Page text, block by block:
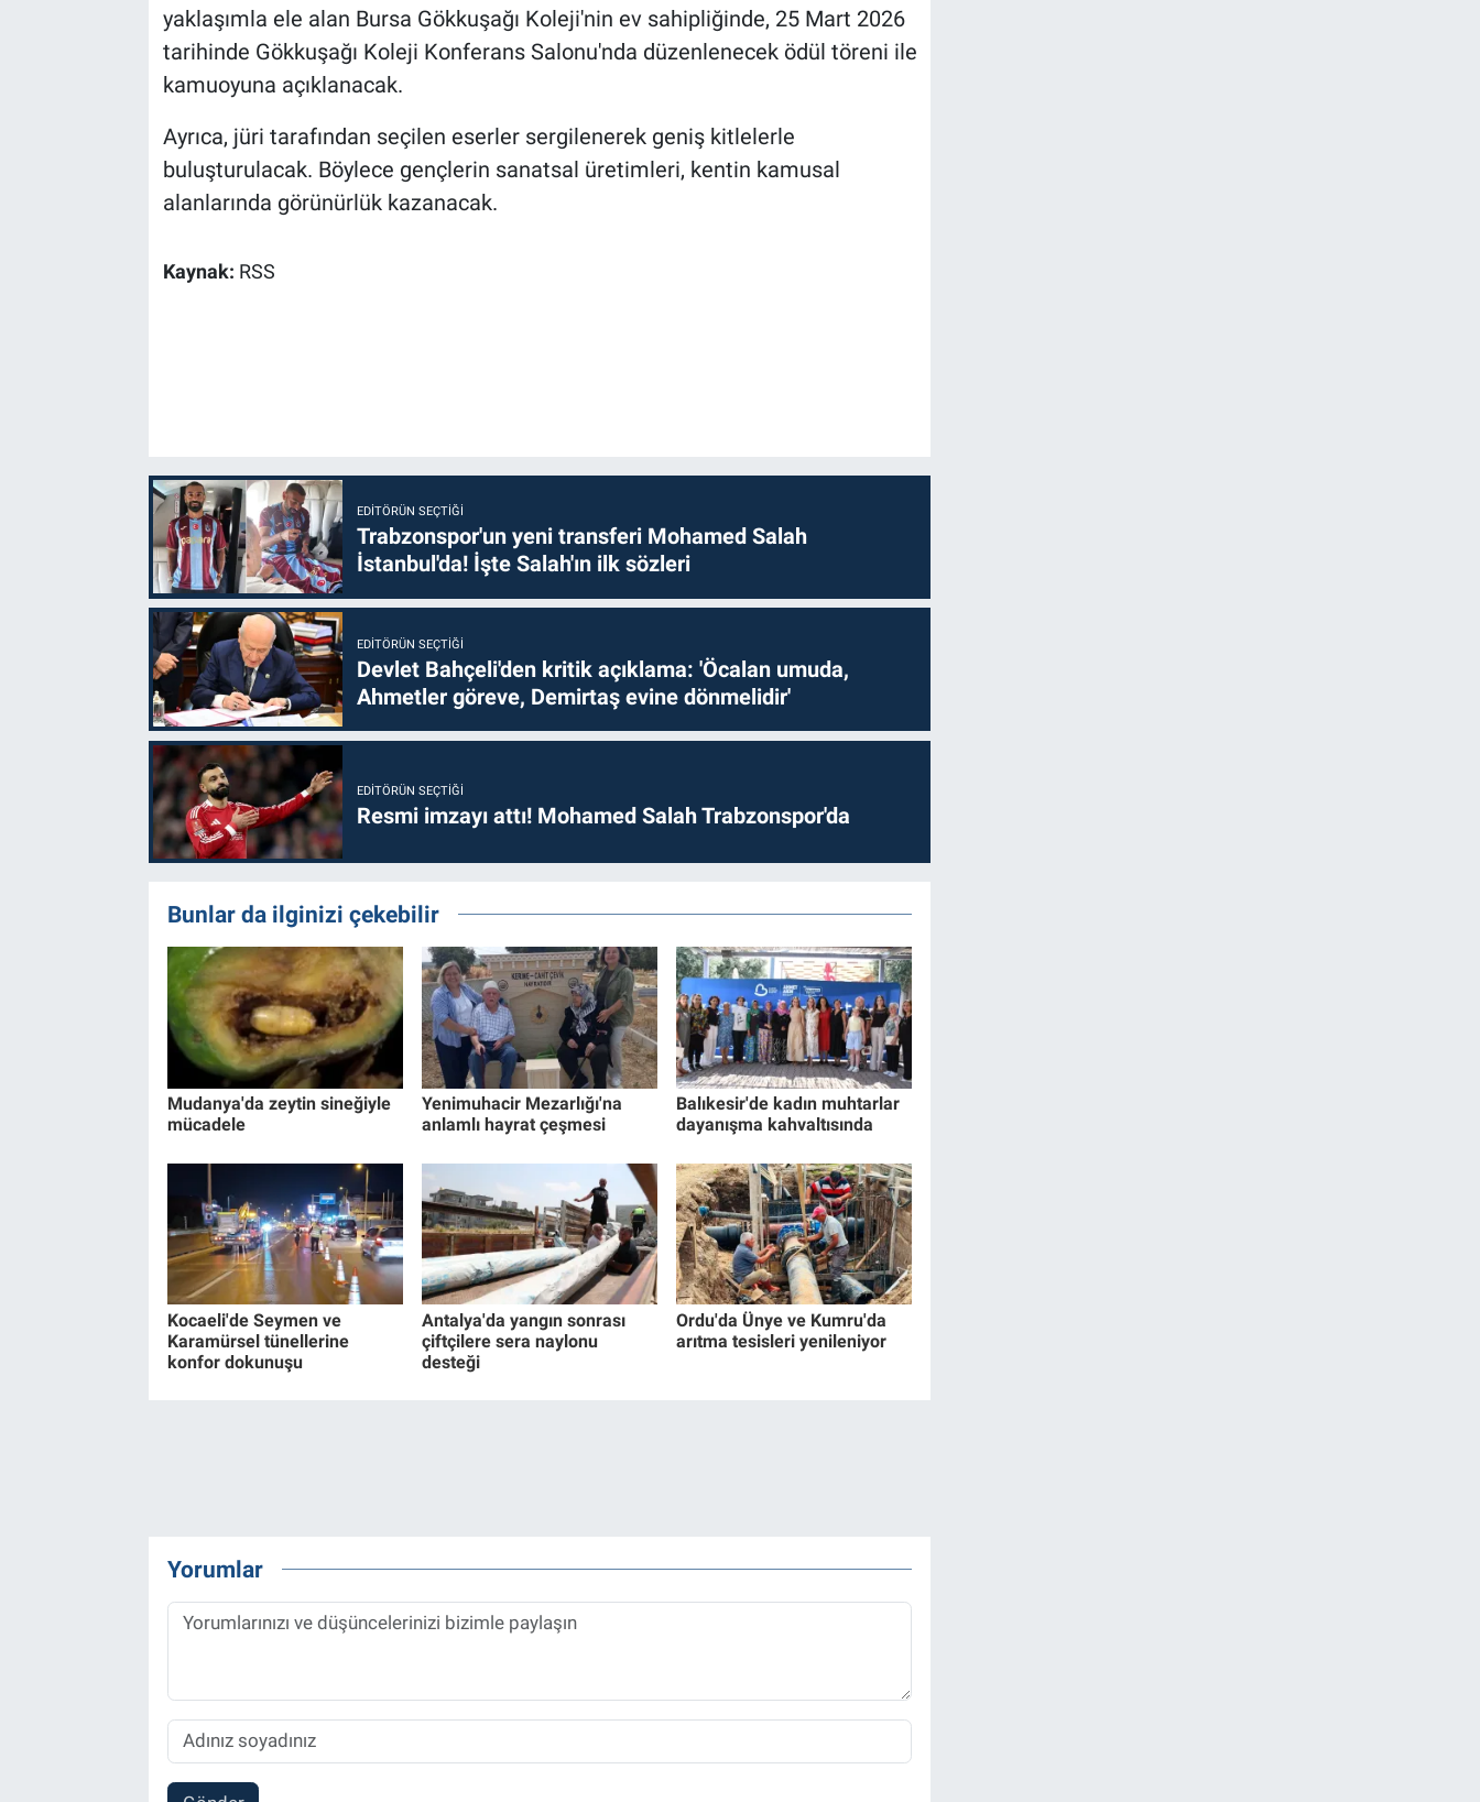
yaklaşımla ele alan Bursa Gökkuşağı Koleji'nin ev sahipliğinde, 25 Mart 2026
tarihinde Gökkuşağı Koleji Konferans Salonu'nda düzenlenecek ödül töreni ile
kamuoyuna açıklanacak.
Ayrıca, jüri tarafından seçilen eserler sergilenerek geniş kitlelerle
buluşturulacak. Böylece gençlerin sanatsal üretimleri, kentin kamusal
alanlarında görünürlük kazanacak.
Kaynak: RSS
EDITÖRÜN SEÇTIĞI
Trabzonspor'un yeni transferi Mohamed Salah
İstanbul'da! İşte Salah'ın ilk sözleri
EDITÖRÜN SEÇTIĞI
Devlet Bahçeli'den kritik açıklama: 'Öcalan umuda,
Ahmetler göreve, Demirtaş evine dönmelidir'
EDITÖRÜN SEÇTIĞI
Resmi imzayı attı! Mohamed Salah Trabzonspor'da
Bunlar da ilginizi çekebilir
Mudanya'da zeytin sineğiyle
mücadele
Yenimuhacir Mezarlığı'na
anlamlı hayrat çeşmesi
Balıkesir'de kadın muhtarlar
dayanışma kahvaltısında
Kocaeli'de Seymen ve
Karamürsel tünellerine
konfor dokunuşu
Antalya'da yangın sonrası
çiftçilere sera naylonu
desteği
Ordu'da Ünye ve Kumru'da
arıtma tesisleri yenileniyor
Yorumlar